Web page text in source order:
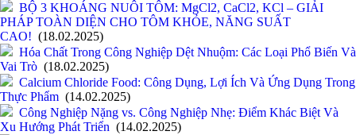
BỘ 3 KHOÁNG NUÔI TÔM: MgCl2, CaCl2, KCl – GIẢI
PHÁP TOÀN DIỆN CHO TÔM KHỎE, NĂNG SUẤT
CAO! (18.02.2025)
Hóa Chất Trong Công Nghiệp Dệt Nhuộm: Các Loại Phổ Biến Và
Vai Trò (18.02.2025)
Calcium Chloride Food: Công Dụng, Lợi Ích Và Ứng Dụng Trong
Thực Phẩm (14.02.2025)
Công Nghiệp Nặng vs. Công Nghiệp Nhẹ: Điểm Khác Biệt Và
Xu Hướng Phát Triển (14.02.2025)